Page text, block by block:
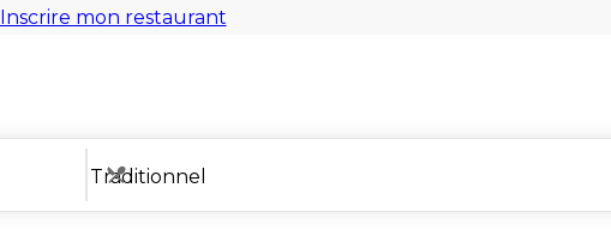
Inscrire mon restaurant